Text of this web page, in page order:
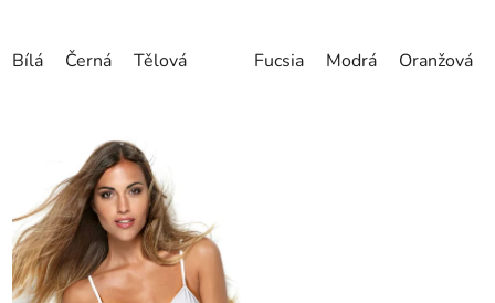
Bílá Černá Tělová Fucsia Modrá Oranžová